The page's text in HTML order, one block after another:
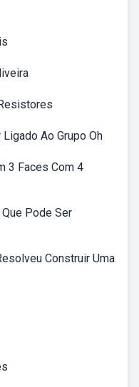
Ao Grupo Oh
3 Faces Com 4
Pode Ser
Construir Uma